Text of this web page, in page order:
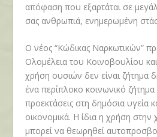
απόφαση που εξαρτάται σε
σας ανθρωπιά, ενημερωμένη
Ο νέος “Κώδικας Ναρκωτικών”
Ολομέλεια του Κοινοβουλίου
χρήση ουσιών δεν είναι ζήτημα
ένα περίπλοκο κοινωνικό ζήτημα
προεκτάσεις στη δημόσια υγεία
οικονομικά. Η ίδια η χρήση στην
μπορεί να θεωρηθεί